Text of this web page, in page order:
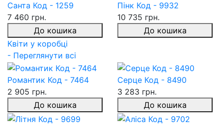
Санта Код - 1259
7 460 грн.
До кошика
Пінк Код - 9932
10 735 грн.
До кошика
Квіти у коробці
- Переглянути всі
Романтик Код - 7464
2 905 грн.
До кошика
Серце Код - 8490
3 283 грн.
До кошика